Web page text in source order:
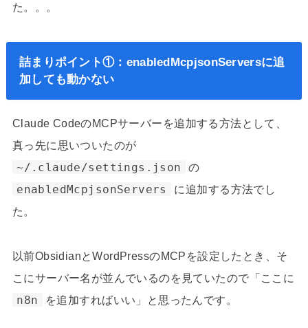
た。。。
詰まりポイント①：enabledMcpjsonServersに追
加しても動かない
Claude CodeのMCPサーバーを追加する方法として、
真っ先に思いついたのが
~/.claude/settings.json の
enabledMcpjsonServers
に追加する方法でし
た。
以前ObsidianとWordPressのMCPを設定したとき、そ
こにサーバー名が並んでいるのを見ていたので「ここに
n8n を追加すればいい」と思ったんです。